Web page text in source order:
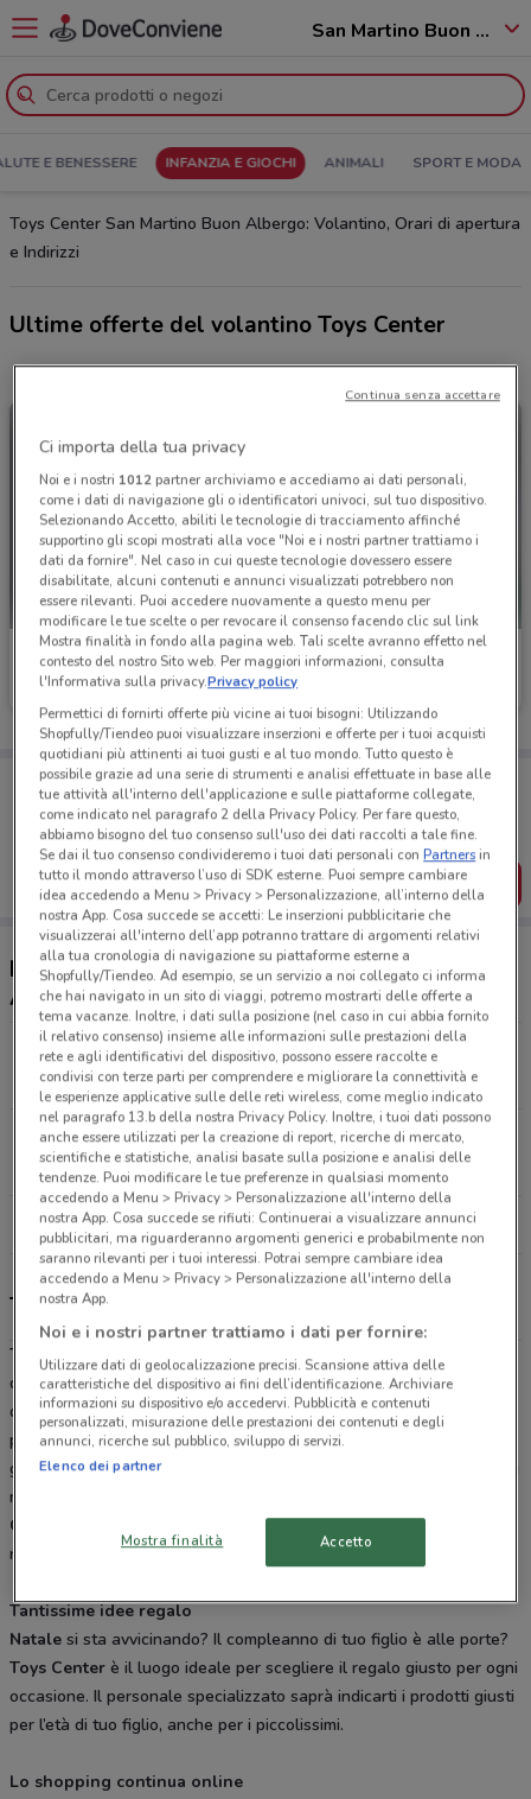
San Martino Buon Albergo - 37036
E BENESSERE INFANZIA E GIOCHI ANIMALI SPORT E MODA
Toys Center San Martino Buon Albergo: Volantino, Orari di apertura
e Indirizzi
Ultime offerte del volantino Toys Center
Toys Center
6.9 km
Toys Center
Scade il 26/08
Porta DoveConviene sempre con te!
Puoi trovare le migliori offerte dei negozi vicino a te,
salvarle e creare la tua lista del risparmio, comodamente
dal tuo cellulare.
SCARICA L’APP
Negozi Toys Center a San Martino Buon
Albergo
Via C. Battisti, 272 San Giovanni Lupatoto
6.9 km
CHIUSO
Via Trentino, 1 Sona
17.9 km
CHIUSO
Tutti i negozi Toys Center
Toys Center, offerte e negozi
Toys Center è la catena leader nella vendita di giocattoli
qualità e il vasto assortimento di giochi delle migliori marche fanno
di
Toys Centeruna garanzia quando si cerca un nuovissimo
prodotto. DaBarbiealleTartarughe Ninja, dai
giochi di società da Toys Center troverai sempre tutti i giocattoli più
nuovi a prezzi competitivi. Sfoglia il
Center
direttamente sul sito DoveConviene o scaricando gratis la
nostra app e scopri tutte le offerte in corso.
Tantissime idee regalo
Natale si sta avvicinando? Il compleanno di tuo figlio è alle porte?
Toys Center è il luogo ideale per scegliere il regalo giusto per ogni
occasione. Il personale specializzato saprà indicarti i prodotti giusti
per l’età di tuo figlio, anche per i piccolissimi.
Lo shopping continua online
Ci importa della tua privacy
Noi e i nostri 1012partner archiviamo e accediamo ai dati personali,
come i dati di navigazione gli o identificatori univoci, sul tuo dispositivo.
Selezionando Accetto, abiliti le tecnologie di tracciamento affinché
supportino gli scopi mostrati alla voce "Noi e i nostri partner trattiamo i
dati da fornire". Nel caso in cui queste tecnologie dovessero essere
disabilitate, alcuni contenuti e annunci visualizzati potrebbero non
essere rilevanti. Puoi accedere nuovamente a questo menu per
modificare le tue scelte o per revocare il consenso facendo clic sul link
Mostra finalità in fondo alla pagina web. Tali scelte avranno effetto nel
contesto del nostro Sito web. Per maggiori informazioni, consulta
l'Informativa sulla privacy.Privacy policy
Permettici di fornirti offerte più vicine ai tuoi bisogni: Utilizzando
Shopfully/Tiendeo puoi visualizzare inserzioni e offerte per i tuoi acquisti
quotidiani più attinenti ai tuoi gusti e al tuo mondo. Tutto questo è
possibile grazie ad una serie di strumenti e analisi effettuate in base alle
tue attività all'interno dell'applicazione e sulle piattaforme collegate,
come indicato nel paragrafo 2 della Privacy Policy. Per fare questo,
abbiamo bisogno del tuo consenso sull'uso dei dati raccolti a tale fine.
Se dai il tuo consenso condivideremo i tuoi dati personali conPartnersin
tutto il mondo attraverso l’uso di SDK esterne. Puoi sempre cambiare
idea accedendo a Menu > Privacy > Personalizzazione, all’interno della
nostra App. Cosa succede se accetti: Le inserzioni pubblicitarie che
visualizzerai all'interno dell’app potranno trattare di argomenti relativi
alla tua cronologia di navigazione su piattaforme esterne a
Shopfully/Tiendeo. Ad esempio, se un servizio a noi collegato ci informa
che hai navigato in un sito di viaggi, potremo mostrarti delle offerte a
tema vacanze. Inoltre, i dati sulla posizione (nel caso in cui abbia fornito
il relativo consenso) insieme alle informazioni sulle prestazioni della
rete e agli identificativi del dispositivo, possono essere raccolte e
condivisi con terze parti per comprendere e migliorare la connettività e
le esperienze applicative sulle delle reti wireless, come meglio indicato
nel paragrafo 13.b della nostra Privacy Policy. Inoltre, i tuoi dati possono
anche essere utilizzati per la creazione di report, ricerche di mercato,
scientifiche e statistiche, analisi basate sulla posizione e analisi delle
tendenze. Puoi modificare le tue preferenze in qualsiasi momento
accedendo a Menu > Privacy > Personalizzazione all'interno della
nostra App. Cosa succede se rifiuti: Continuerai a visualizzare annunci
pubblicitari, ma riguarderanno argomenti generici e probabilmente non
saranno rilevanti per i tuoi interessi. Potrai sempre cambiare idea
accedendo a Menu > Privacy > Personalizzazione all'interno della
nostra App.
Noi e i nostri partner trattiamo i dati per fornire:
Utilizzare dati di geolocalizzazione precisi. Scansione attiva delle
caratteristiche del dispositivo ai fini dell’identificazione. Archiviare
informazioni su dispositivo e/o accedervi. Pubblicità e contenuti
personalizzati, misurazione delle prestazioni dei contenuti e degli
annunci, ricerche sul pubblico, sviluppo di servizi.
Elenco dei partner
Mostra finalità Accetto
Continua senza accettare